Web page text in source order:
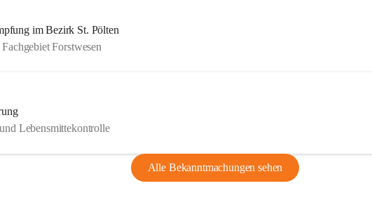
im Bezirk St. Pölten
Forstwesen
Lebensmittekontrolle
Alle Bekanntmachungen sehen